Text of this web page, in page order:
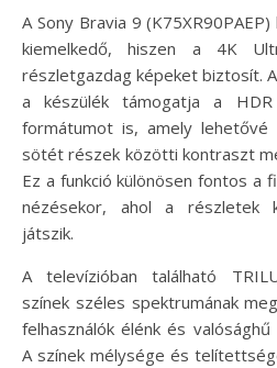
A Sony Bravia 9
kiemelkedő, hiszen a 4K
részletgazdag képeket biztosít.
a készülék támogatja a HDR
formátumot is, amely
sötét részek közötti kontraszt
Ez a funkció különösen fontos a
nézésekor, ahol a részletek
játszik.
A televízióban található
színek széles spektrumának
felhasználók élénk és
A színek mélysége és